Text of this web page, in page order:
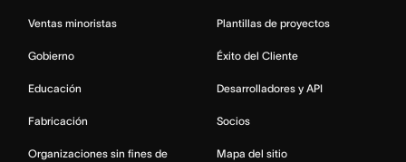
Ventas minoristas
Gobierno
Educación
Fabricación
Organizaciones sin fines de
Plantillas de proyectos
Éxito del Cliente
Desarrolladores y API
Socios
Mapa del sitio